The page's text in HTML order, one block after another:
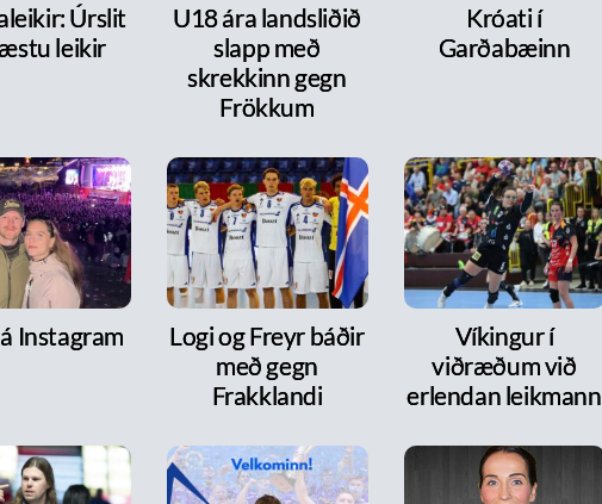
Úrslit
leikir
U18 ára landsliðið
slapp með
skrekkinn gegn
Frökkum
Króati í
Garðabæinn
Instagram
Logi og Freyr báðir
með gegn
Frakklandi
Víkingur í
viðræðum við
erlendan leikmann